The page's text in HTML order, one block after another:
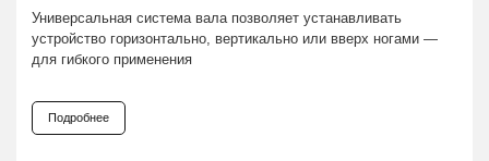
Универсальная система вала позволяет устанавливать
устройство горизонтально, вертикально или вверх ногами —
для гибкого применения
Подробнее